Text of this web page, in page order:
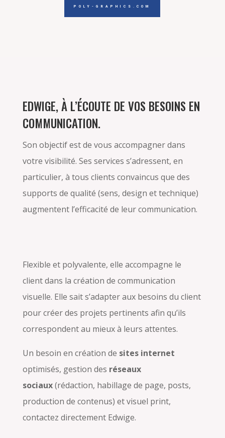
POLY-GRAPHICS.COM
EDWIGE, À L’ÉCOUTE DE VOS BESOINS EN
COMMUNICATION.
Son objectif est de vous accompagner dans
votre visibilité. Ses services s’adressent, en
particulier, à tous clients convaincus que des
supports de qualité (sens, design et technique)
augmentent l’efficacité de leur communication.
Flexible et polyvalente, elle accompagne le
client dans la création de communication
visuelle. Elle sait s’adapter aux besoins du client
pour créer des projets pertinents afin qu’ils
correspondent au mieux à leurs attentes.
Un besoin en création de sites internet
optimisés, gestion des réseaux
sociaux(rédaction, habillage de page, posts,
production de contenus) et visuel print,
contactez directement Edwige.